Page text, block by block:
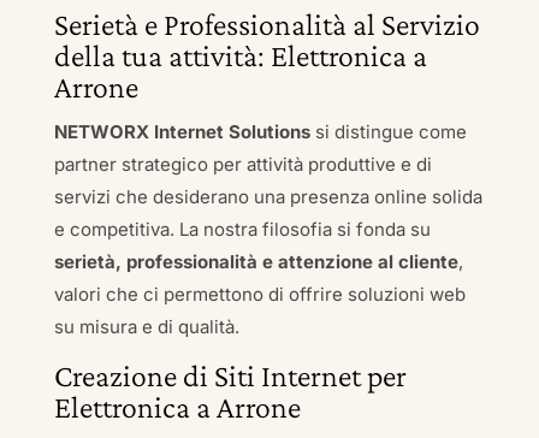
Serietà e Professionalità al Servizio
della tua attività: Elettronica a
Arrone
NETWORX Internet Solutionssi distingue come
partner strategico per attività produttive e di
servizi che desiderano una presenza online solida
e competitiva. La nostra filosofia si fonda su
serietà, professionalità e attenzione al cliente,
valori che ci permettono di offrire soluzioni web
su misura e di qualità.
Creazione di Siti Internet per
Elettronica a Arrone